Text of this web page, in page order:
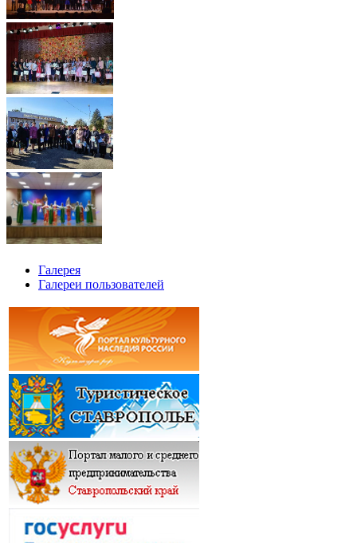
Галерея
Галереи пользователей